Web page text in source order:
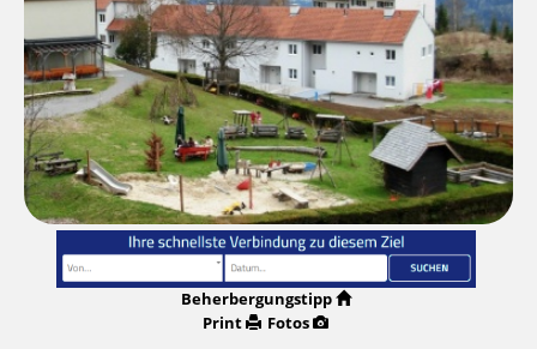
Beherbergungstipp
Print
Fotos